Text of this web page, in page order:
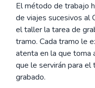
El método de trabajo
de viajes sucesivos al
el taller la tarea de
tramo. Cada tramo le
atenta en la que toma
que le servirán para
grabado.